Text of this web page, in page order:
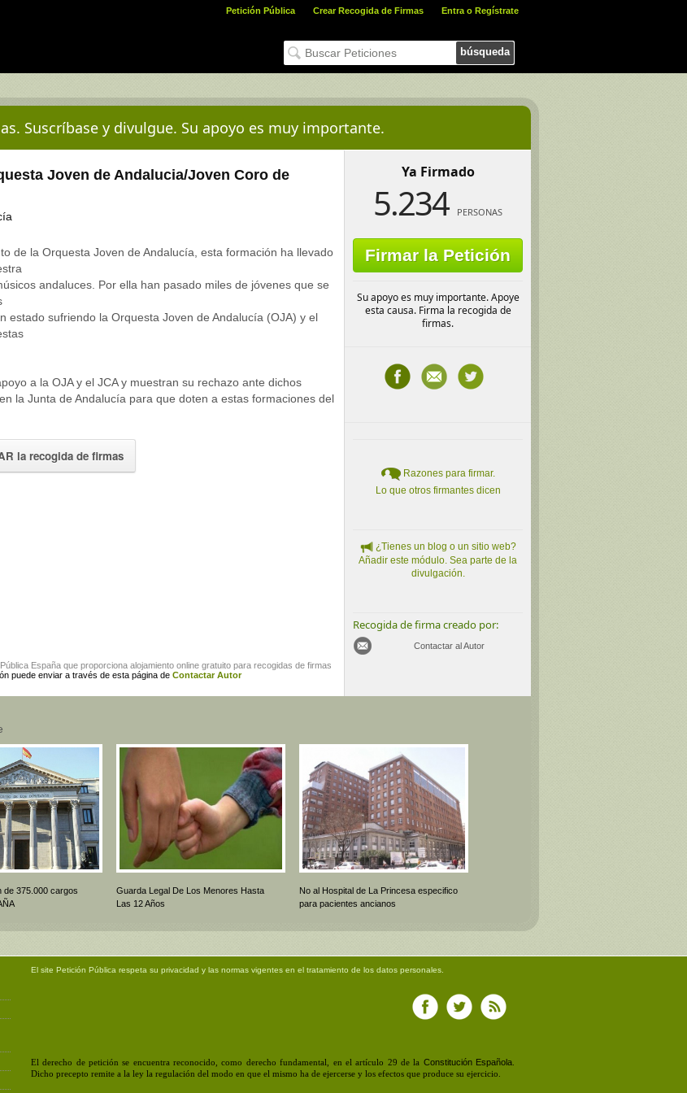
Petición Pública Crear Recogida de Firmas Entra o Regístrate
búsqueda
Suscríbase y divulgue. Su apoyo es muy importante.
Joven de Andalucia/Joven Coro de
de la Orquesta Joven de Andalucía, esta formación ha llevado
andaluces. Por ella han pasado miles de jóvenes que se
estado sufriendo la Orquesta Joven de Andalucía (OJA) y el
a la OJA y el JCA y muestran su rechazo ante dichos
la Junta de Andalucía para que doten a estas formaciones del
la recogida de firmas
España que proporciona alojamiento online gratuito para recogidas de firmas
puede enviar a través de esta página de Contactar Autor
Ya Firmado
5.234 PERSONAS
Firmar la Petición
Su apoyo es muy importante. Apoye
esta causa. Firma la recogida de
firmas.
Razones para firmar.
Lo que otros firmantes dicen
¿Tienes un blog o un sitio web?
Añadir este módulo. Sea parte de la
divulgación.
Recogida de firma creado por:
Contactar al Autor
de 375.000 cargos
Guarda Legal De Los Menores Hasta
Las 12 Años
No al Hospital de La Princesa especifico
para pacientes ancianos
El site Petición Pública respeta su privacidad y las normas vigentes en el tratamiento de los datos personales.
El derecho de petición se encuentra reconocido, como derecho fundamental, en el artículo 29 de la Constitución Española.
Dicho precepto remite a la ley la regulación del modo en que el mismo ha de ejercerse y los efectos que produce su ejercicio.